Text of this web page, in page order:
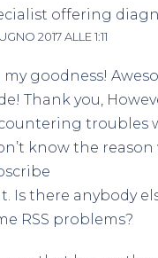
offering
2017 ALLE 1:11
my goodness!
Thank you,
troubles
know the
Is there anybody
RSS problems?